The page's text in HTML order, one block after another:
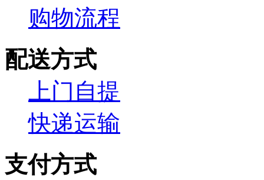
购物流程
配送方式
上门自提
快递运输
支付方式